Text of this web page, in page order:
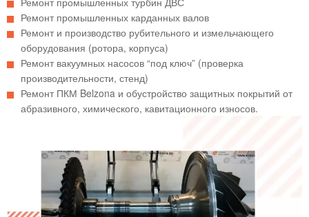
Ремонт промышленных карданных валов
Ремонт и производство рубительного и измельчающего
оборудования (ротора, корпуса)
Ремонт вакуумных насосов “под ключ” (проверка
производительности, стенд)
Ремонт ПКМ Belzona и обустройство защитных покрытий от
абразивного, химического, кавитационного износов.